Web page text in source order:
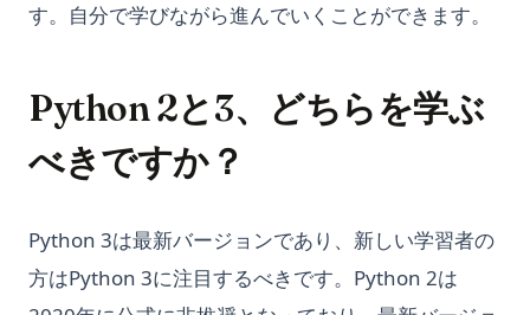
す。自分で学びながら進んでいくことができます。
Python 2と3、どちらを学ぶ
べきですか？
Python 3は最新バージョンであり、新しい学習者の
方はPython 3に注目するべきです。Python 2は